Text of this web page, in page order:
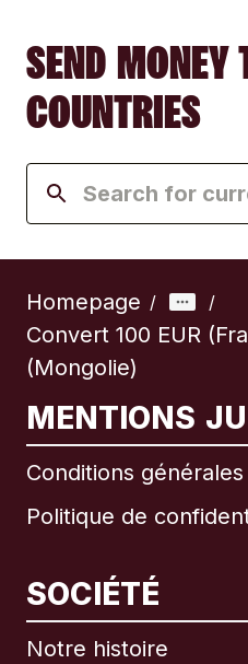
SEND MONEY
COUNTRIES
Homepage / /
Convert 100 EUR
(Mongolie)
MENTIONS
Conditions générales
Politique de
SOCIÉTÉ
Notre histoire